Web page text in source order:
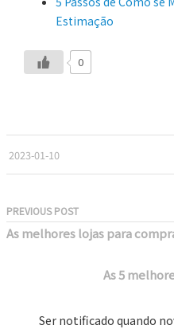
Estimação
0
2023-01-10
PREVIOUS POST
As melhores lojas para
As 5
Ser notificado quando